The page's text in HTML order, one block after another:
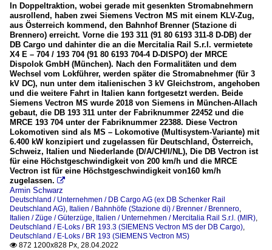
In Doppeltraktion, wobei gerade mit gesenkten Stromabnehmern
ausrollend, haben zwei Siemens Vectron MS mit einem KLV-Zug,
aus Österreich kommend, den Bahnhof Brenner (Stazione di
Brennero) erreicht. Vorne die 193 311 (91 80 6193 311-8 D-DB) der
DB Cargo und dahinter die an die Mercitalia Rail S.r.l. vermietete
X4 E – 704 / 193 704 (91 80 6193 704-4 D-DISPO) der MRCE
Dispolok GmbH (München). Nach den Formalitäten und dem
Wechsel vom Lokführer, werden später die Stromabnehmer (für 3
kV DC), nun unter dem italienischen 3 kV Gleichstrom, angehoben
und die weitere Fahrt in Italien kann fortgesetzt werden. Beide
Siemens Vectron MS wurde 2018 von Siemens in München-Allach
gebaut, die DB 193 311 unter der Fabriknummer 22452 und die
MRCE 193 704 unter der Fabriknummer 22388. Diese Vectron
Lokomotiven sind als MS – Lokomotive (Multisystem-Variante) mit
6.400 kW konzipiert und zugelassen für Deutschland, Österreich,
Schweiz, Italien und Niederlande (D/A/CH/I/NL), Die DB Vectron ist
für eine Höchstgeschwindigkeit von 200 km/h und die MRCE
Vectron ist für eine Höchstgeschwindigkeit von160 km/h
zugelassen. 
Armin Schwarz
Deutschland / Unternehmen / DB Cargo AG (ex DB Schenker Rail
Deutschland AG), Italien / Bahnhöfe (Stazione di) / Brenner / Brennero,
Italien / Züge / Güterzüge, Italien / Unternehmen / Mercitalia Rail S.r.l. (MIR),
Deutschland / E-Loks / BR 193.3 (SIEMENS Vectron MS der DB Cargo),
Deutschland / E-Loks / BR 193 (SIEMENS Vectron MS)
 872 1200x828 Px, 28.04.2022